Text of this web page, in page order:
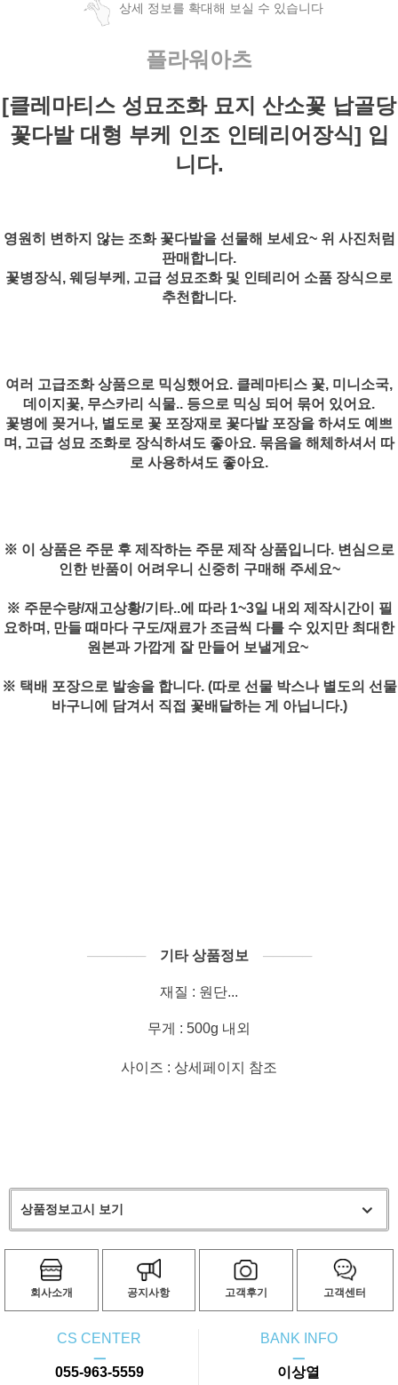
상세 정보를 확대해 보실 수 있습니다
플라워아츠
[클레마티스 성묘조화 묘지 산소꽃 납골당
꽃다발 대형 부케 인조 인테리어장식] 입
니다.
영원히 변하지 않는 조화 꽃다발을 선물해 보세요~ 위 사진처럼
판매합니다.
꽃병장식, 웨딩부케, 고급 성묘조화 및 인테리어 소품 장식으로
추천합니다.
여러 고급조화 상품으로 믹싱했어요. 클레마티스 꽃, 미니소국,
데이지꽃, 무스카리 식물.. 등으로 믹싱 되어 묶어 있어요.
꽃병에 꽂거나, 별도로 꽃 포장재로 꽃다발 포장을 하셔도 예쁘
며, 고급 성묘 조화로 장식하셔도 좋아요. 묶음을 해체하셔서 따
로 사용하셔도 좋아요.
※ 이 상품은 주문 후 제작하는 주문 제작 상품입니다. 변심으로
인한 반품이 어려우니 신중히 구매해 주세요~
※ 주문수량/재고상황/기타..에 따라 1~3일 내외 제작시간이 필
요하며, 만들 때마다 구도/재료가 조금씩 다를 수 있지만 최대한
원본과 가깝게 잘 만들어 보낼게요~
※ 택배 포장으로 발송을 합니다. (따로 선물 박스나 별도의 선물
바구니에 담겨서 직접 꽃배달하는 게 아닙니다.)
────── 기타 상품정보 ─────
재질 : 원단...
무게 : 500g 내외
사이즈 : 상세페이지 참조
상품정보고시 보기
회사소개 공지사항 고객후기 고객센터
CS CENTER
ㅡ
055-963-5559
BANK INFO
ㅡ
이상열